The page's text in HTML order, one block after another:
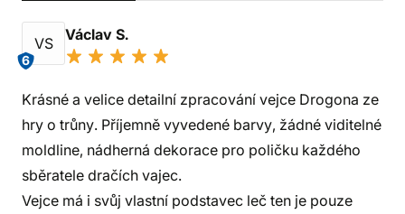
VS
6
Václav S.
Krásné a velice detailní zpracování vejce Drogona ze
hry o trůny. Příjemně vyvedené barvy, žádné viditelné
moldline, nádherná dekorace pro poličku každého
sběratele dračích vajec.
Vejce má i svůj vlastní podstavec leč ten je pouze